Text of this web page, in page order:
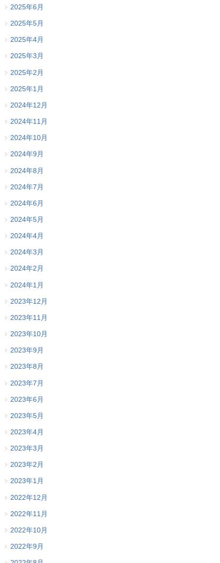
2025年6月
2025年5月
2025年4月
2025年3月
2025年2月
2025年1月
2024年12月
2024年11月
2024年10月
2024年9月
2024年8月
2024年7月
2024年6月
2024年5月
2024年4月
2024年3月
2024年2月
2024年1月
2023年12月
2023年11月
2023年10月
2023年9月
2023年8月
2023年7月
2023年6月
2023年5月
2023年4月
2023年3月
2023年2月
2023年1月
2022年12月
2022年11月
2022年10月
2022年9月